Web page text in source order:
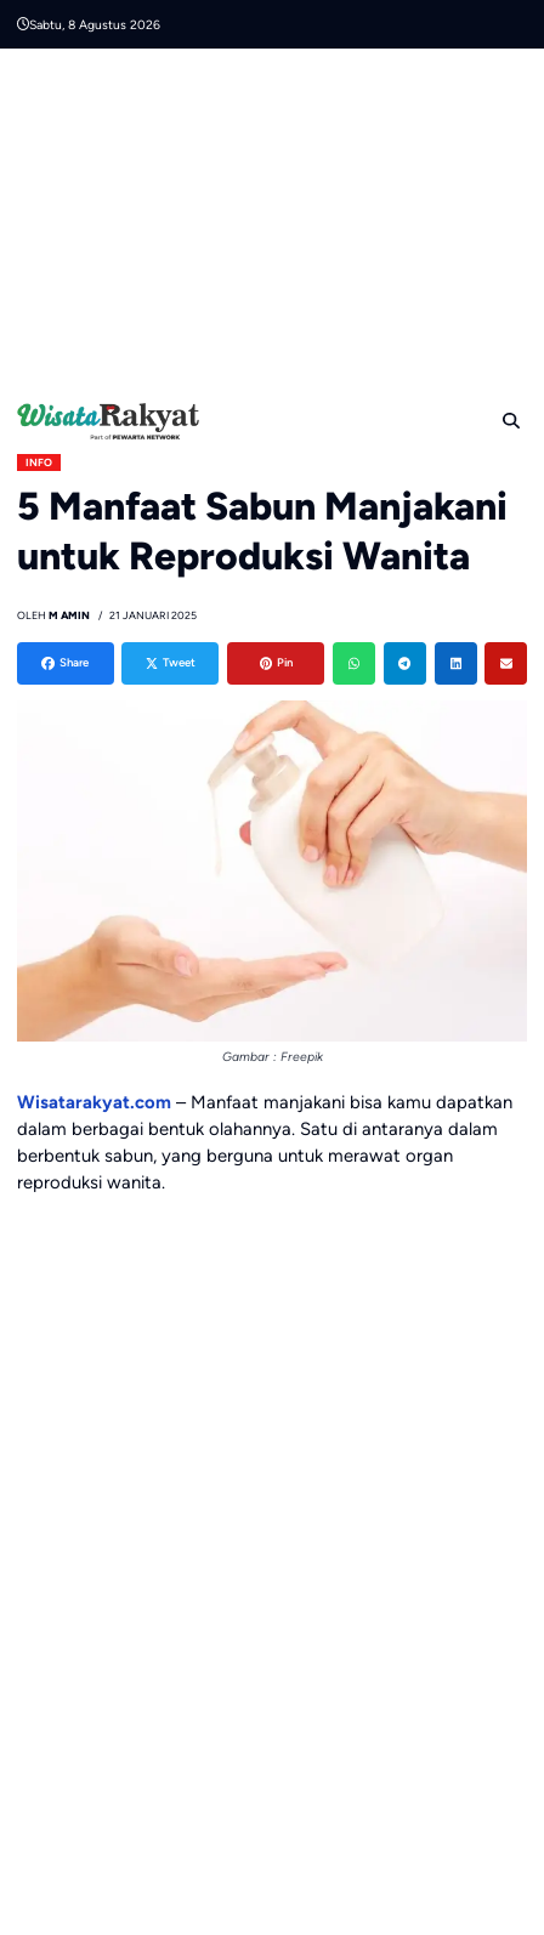
Sabtu, 8 Agustus 2026
INFO
5 Manfaat Sabun Manjakani
untuk Reproduksi Wanita
OLEH M AMIN 21 JANUARI 2025
Share Tweet Pin
Gambar : Freepik
Wisatarakyat.com– Manfaat manjakani bisa kamu dapatkan
dalam berbagai bentuk olahannya. Satu di antaranya dalam
berbentuk sabun, yang berguna untuk merawat organ
reproduksi wanita.